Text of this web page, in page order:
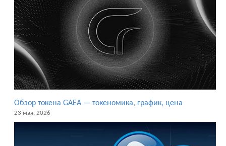
Обзор токена GAEA — токеномика, график, цена
23 мая, 2026